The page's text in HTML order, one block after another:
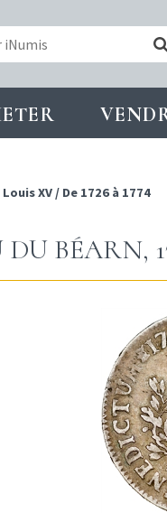
Louis XV / De 1726 à 1774
BÉARN,